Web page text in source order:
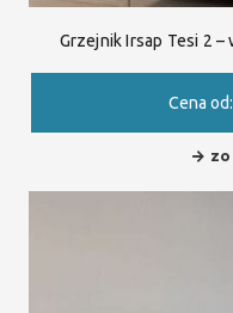
Grzejnik Irsap Tesi 2 –
Cena od: